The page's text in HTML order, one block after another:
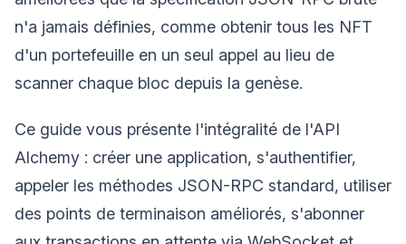
n'a jamais définies, comme obtenir tous les NFT
d'un portefeuille en un seul appel au lieu de
scanner chaque bloc depuis la genèse.
Ce guide vous présente l'intégralité de l'API
Alchemy : créer une application, s'authentifier,
appeler les méthodes JSON-RPC standard, utiliser
des points de terminaison améliorés, s'abonner